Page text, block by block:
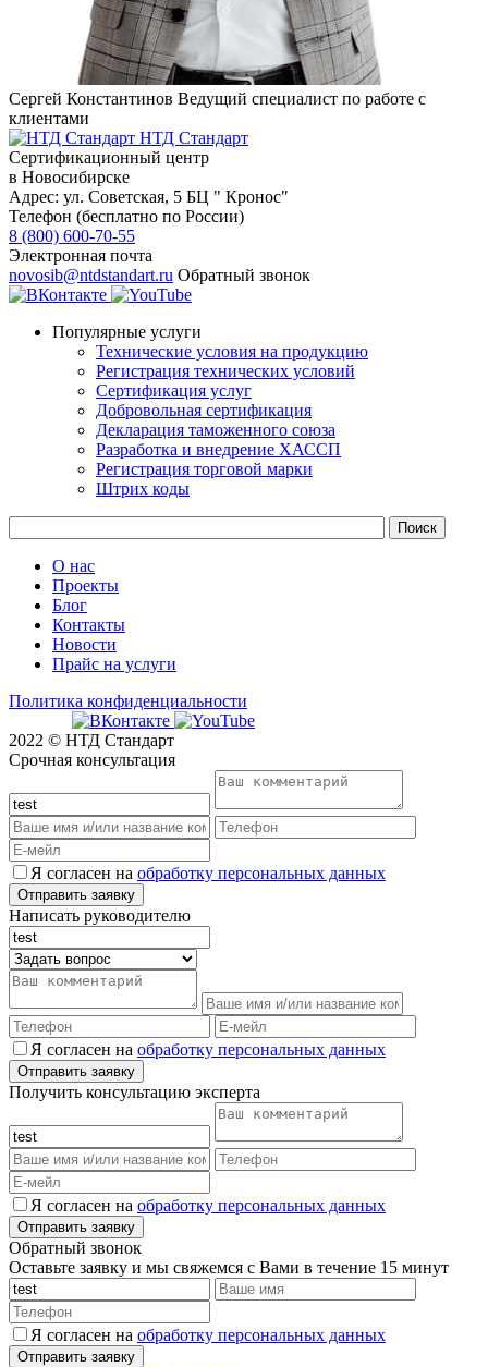
Сергей Константинов Ведущий специалист по работе с
клиентами
НТД Стандарт
Сертификационный центр
в Новосибирске
Адрес: ул. Советская, 5 БЦ " Кронос"
Телефон (бесплатно по России)
8 (800) 600-70-55
Электронная почта
novosib@ntdstandart.ru Обратный звонок
Популярные услуги
Технические условия на продукцию
Регистрация технических условий
Сертификация услуг
Добровольная сертификация
Декларация таможенного союза
Разработка и внедрение ХАССП
Регистрация торговой марки
Штрих коды
О нас
Проекты
Блог
Контакты
Новости
Прайс на услуги
Политика конфиденциальности
2022 © НТД Стандарт
Срочная консультация
Я согласен на обработку персональных данных
Написать руководителю
Я согласен на обработку персональных данных
Получить консультацию эксперта
Я согласен на обработку персональных данных
Обратный звонок
Оставьте заявку и мы свяжемся с Вами в течение 15 минут
Я согласен на обработку персональных данных